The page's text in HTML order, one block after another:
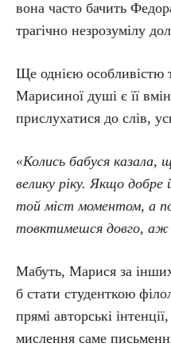
вона часто бачить
трагічно незрозумілу
Ще однією особливістю
Марисиної душі є її
прислухатися до слів,
«Колись бабуся казала,
велику ріку. Якщо
той міст моментом, а
товктимешся довго, аж
Мабуть, Марися за
б стати студенткою
прямі авторські
мислення саме